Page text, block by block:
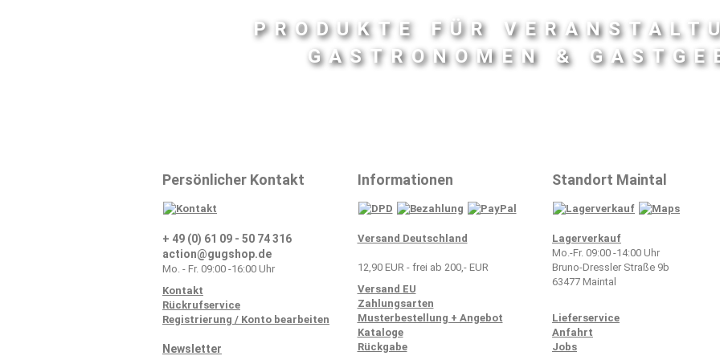
PRODUKTE FÜR
GASTRONOMEN &
Persönlicher Kontakt
+ 49 (0) 61 09 - 50 74 316
action@gugshop.de
Mo. - Fr. 09:00 -16:00 Uhr
Kontakt
Rückrufservice
Registrierung / Konto bearbeiten
Newsletter
Informationen
Versand Deutschland
12,90 EUR - frei ab 200,- EUR
Versand EU
Zahlungsarten
Musterbestellung + Angebot
Kataloge
Rückgabe
Standort Maintal
Lagerverkauf
Mo.-Fr. 09:00 -14:00 Uhr
Bruno-Dressler Straße 9b
63477 Maintal​
Lieferservice
Anfahrt
Jobs